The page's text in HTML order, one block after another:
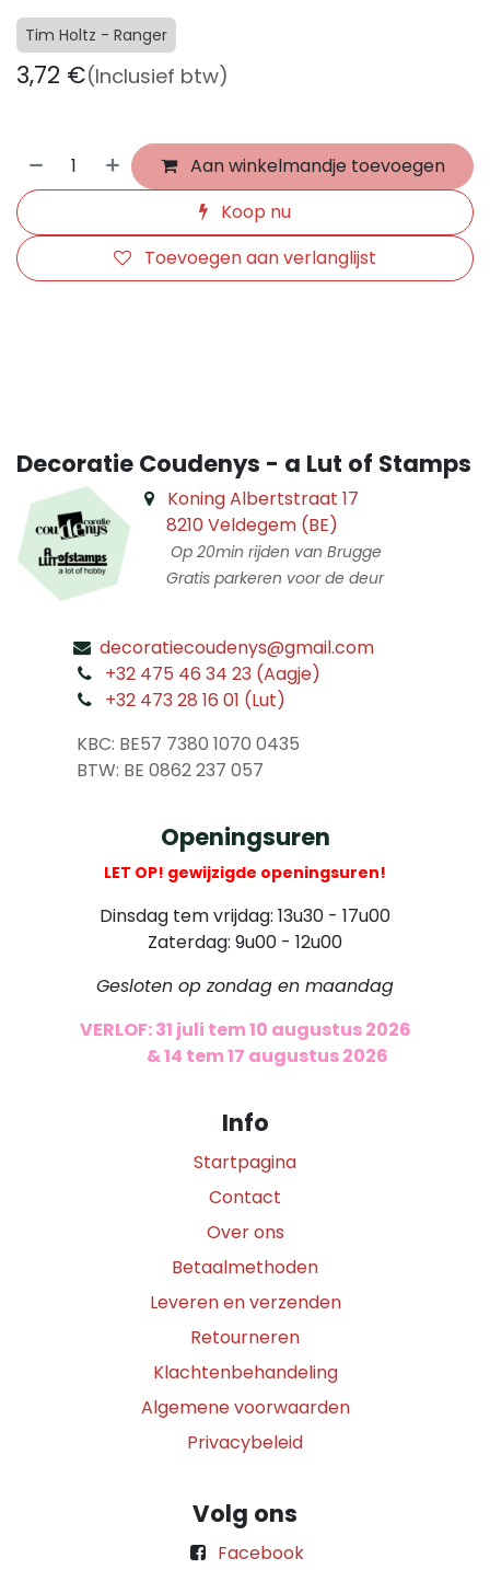
Tim Holtz - Ranger
3,72 €(Inclusief btw)
Aan winkelmandje toevoegen
Koop nu
Toevoegen aan verlanglijst
Decoratie Coudenys - a Lut of Stamps
Koning Albertstraat 17
8210 Veldegem (BE)
Op 20min rijden van Brugge
Gratis parkeren voor de deur
decoratiecoudenys@gmail.com
+32 475 46 34 23 (Aagje)
+32 473 28 16 01 (Lut)
KBC: BE57 7380 1070 0435
​ BTW: BE 0862 237 057
Openingsuren
LET OP! gewijzigde openingsuren!
Dinsdag tem vrijdag: 13u30 - 17u00
Zaterdag: 9u00 - 12u00
Gesloten op zondag en maandag
VERLOF: 31 juli tem 10 augustus 2026
& 14 tem 17 augustus 2026
Info
Startpagina
Contact
Over ons
Betaalmethoden
Leveren en verzenden
Retourneren
Klachtenbehandeling
Algemene voorwaarden
Privacybeleid
Volg ons
Facebook